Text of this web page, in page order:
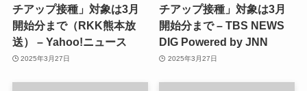
チアップ接種」対象は3月
開始分まで（RKK熊本放
送） – Yahoo!ニュース
2025年3月27日
チアップ接種」対象は3月
開始分まで – TBS NEWS
DIG Powered by JNN
2025年3月27日